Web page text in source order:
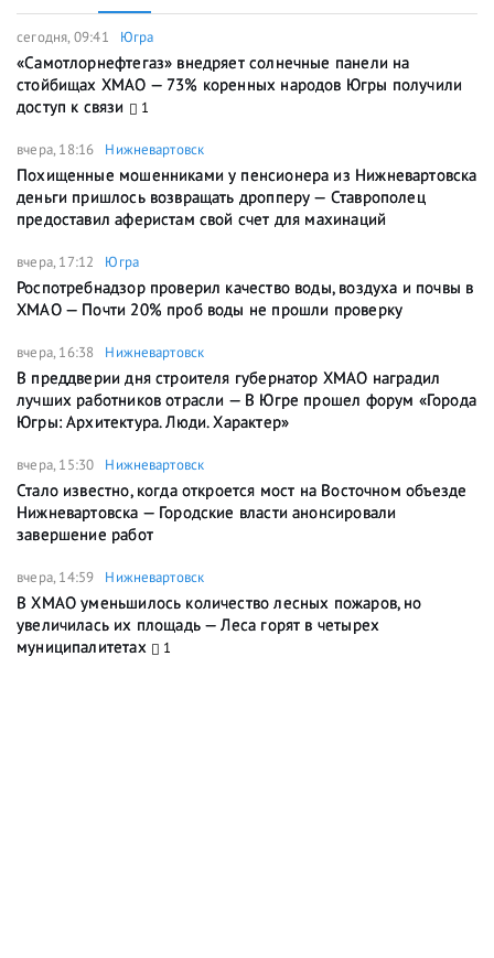
сегодня, 09:41 Югра
«Самотлорнефтегаз» внедряет солнечные панели на
стойбищах ХМАО — 73% коренных народов Югры получили
доступ к связи
1
вчера, 18:16 Нижневартовск
Похищенные мошенниками у пенсионера из Нижневартовска
деньги пришлось возвращать дропперу — Ставрополец
предоставил аферистам свой счет для махинаций
вчера, 17:12 Югра
Роспотребнадзор проверил качество воды, воздуха и почвы в
ХМАО — Почти 20% проб воды не прошли проверку
вчера, 16:38 Нижневартовск
В преддверии дня строителя губернатор ХМАО наградил
лучших работников отрасли — В Югре прошел форум «Города
Югры: Архитектура. Люди. Характер»
вчера, 15:30 Нижневартовск
Стало известно, когда откроется мост на Восточном объезде
Нижневартовска — Городские власти анонсировали
завершение работ
вчера, 14:59 Нижневартовск
В ХМАО уменьшилось количество лесных пожаров, но
увеличилась их площадь — Леса горят в четырех
муниципалитетах
1